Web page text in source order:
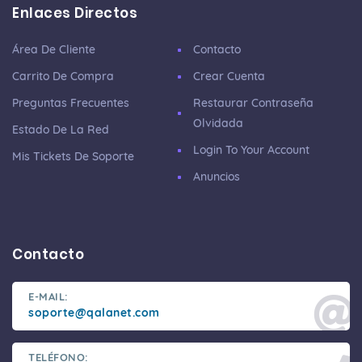
Enlaces Directos
Área De Cliente
Carrito De Compra
Preguntas Frecuentes
Estado De La Red
Mis Tickets De Soporte
Contacto
Crear Cuenta
Restaurar Contraseña
Olvidada
Login To Your Account
Anuncios
Contacto
E-MAIL:
soporte@qalanet.com
TELÉFONO: